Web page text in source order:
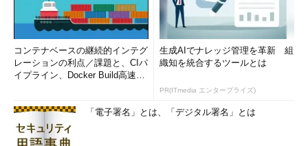
コンテナベースの継続的インテグ
レーションの利点／課題と、CIパ
イプライン、Docker Build高速化
生成AIでナレッジ管理を革新 組
織知を統合するツールとは
PR(ITmedia エンタープライズ)
「電子署名」とは、「デジタル署名」とは